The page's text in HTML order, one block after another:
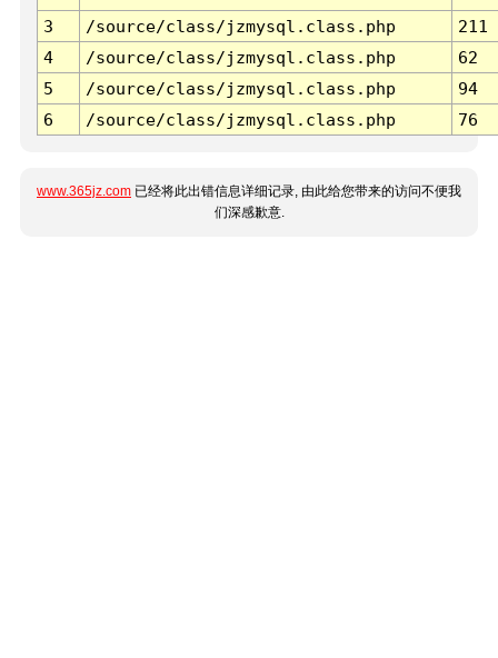
3 /source/class/jzmysql.class.php
211
4
/source/class/jzmysql.class.php
62
5
/source/class/jzmysql.class.php
94
6
/source/class/jzmysql.class.php 76
www.365jz.com 已经将此出错信息详细记录, 由此给您带来的访问不便我
们深感歉意.